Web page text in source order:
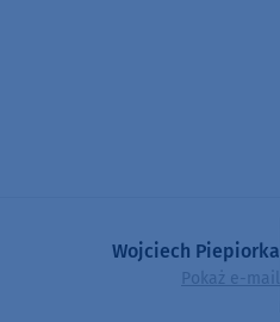
Wojciech Piepiorka
Pokaż e-mail